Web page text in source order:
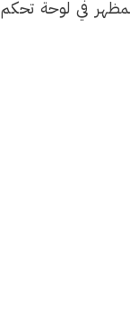
في لوحة تحكم